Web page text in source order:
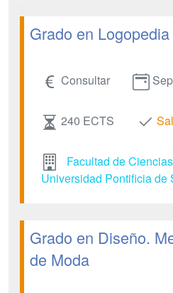
Grado en Logopedia
Consultar
240 ECTS
Facultad de
Universidad Pontificia de
Grado en Diseño.
de Moda